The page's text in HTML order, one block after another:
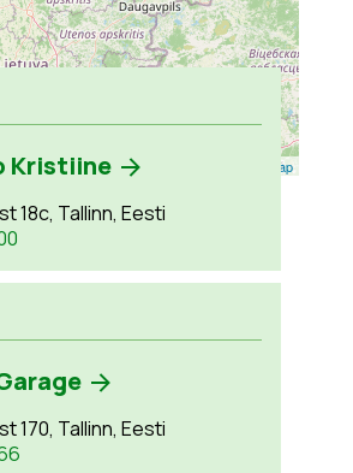
Leaflet OpenStreetMap
Kristiine
18c, Tallinn, Eesti
170, Tallinn, Eesti